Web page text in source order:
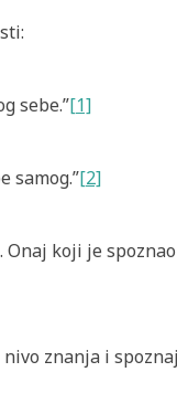
sebe.”[1]
samog.”[2]
koji je
znanja i